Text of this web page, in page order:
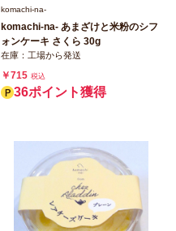
komachi‐na‐
komachi‐na‐ あまざけと米粉のシフ
ォンケーキ さくら 30g
在庫：工場から発送
￥715 税込
36ポイント獲得